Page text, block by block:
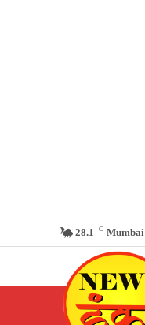
28.1 C Mumbai